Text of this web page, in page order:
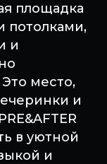
площадка
потолками,
и
место,
и
в уютной
и